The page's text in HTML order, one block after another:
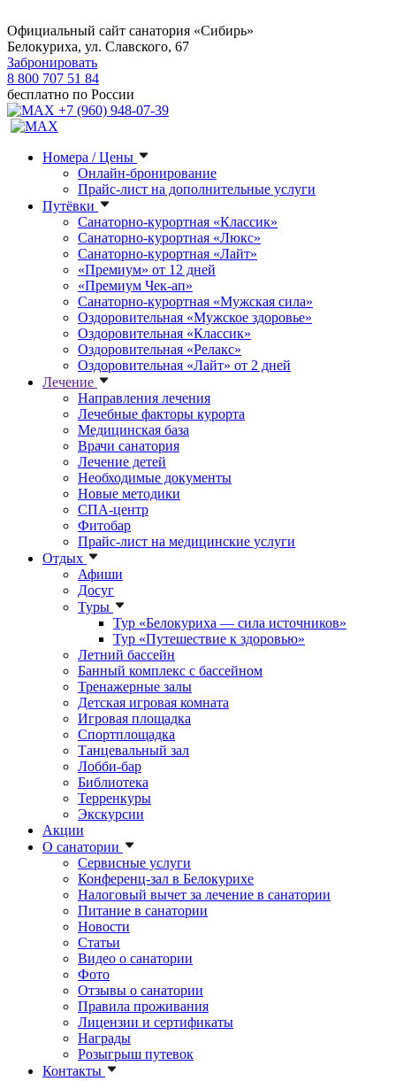
Официальный сайт санатория «Сибирь»
Белокуриха, ул. Славского, 67
Забронировать
8 800 707 51 84
бесплатно по России
+7 (960) 948-07-39
Номера / Цены
Онлайн-бронирование
Прайс-лист на дополнительные услуги
Путёвки
Санаторно-курортная «Классик»
Санаторно-курортная «Люкс»
Санаторно-курортная «Лайт»
«Премиум» от 12 дней
«Премиум Чек-ап»
Санаторно-курортная «Мужская сила»
Оздоровительная «Мужское здоровье»
Оздоровительная «Классик»
Оздоровительная «Релакс»
Оздоровительная «Лайт» от 2 дней
Лечение
Направления лечения
Лечебные факторы курорта
Медицинская база
Врачи санатория
Лечение детей
Необходимые документы
Новые методики
СПА-центр
Фитобар
Прайс-лист на медицинские услуги
Отдых
Афиши
Досуг
Туры
Тур «Белокуриха — сила источников»
Тур «Путешествие к здоровью»
Летний бассейн
Банный комплекс с бассейном
Тренажерные залы
Детская игровая комната
Игровая площадка
Спортплощадка
Танцевальный зал
Лобби-бар
Библиотека
Терренкуры
Экскурсии
Акции
О санатории
Сервисные услуги
Конференц-зал в Белокурихе
Налоговый вычет за лечение в санатории
Питание в санатории
Новости
Статьи
Видео о санатории
Фото
Отзывы о санатории
Правила проживания
Лицензии и сертификаты
Награды
Розыгрыш путевок
Контакты